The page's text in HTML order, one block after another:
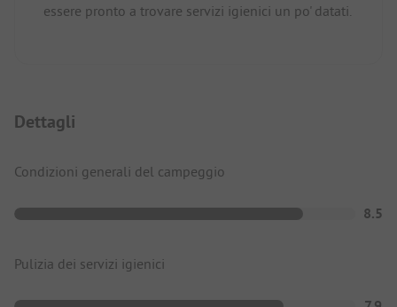
essere pronto a trovare servizi igienici un po' datati.
Dettagli
Condizioni generali del campeggio
8.5
Pulizia dei servizi igienici